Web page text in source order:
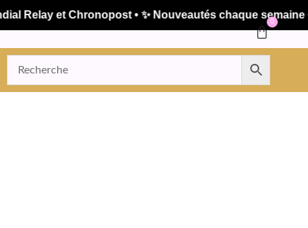
et Chronopost • ✨ Nouveautés chaque semaine •
0